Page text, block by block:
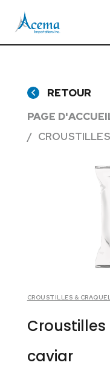
RETOUR
PAGE
CROUSTILLES &
caviar